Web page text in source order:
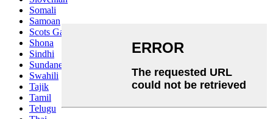
Somali
Samoan
Scots Gaelic
Shona
Sindhi
Sundanese
Swahili
Tajik
Tamil
Telugu